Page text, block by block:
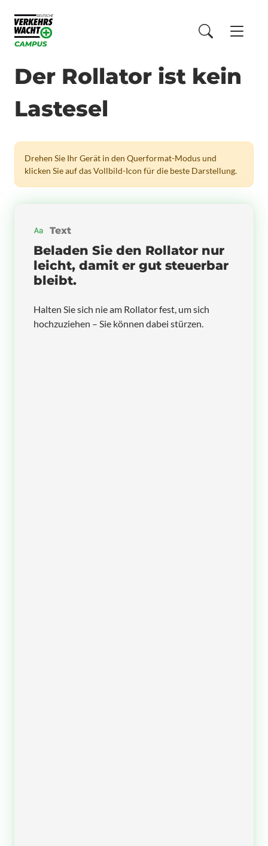
Der Rollator ist kein
Lastesel
Drehen Sie Ihr Gerät in den Querformat-Modus und
klicken Sie auf das Vollbild-Icon für die beste Darstellung.
Text
Beladen Sie den Rollator nur
leicht, damit er gut steuerbar
bleibt.
Halten Sie sich nie am Rollator fest, um sich
hochzuziehen – Sie können dabei stürzen.